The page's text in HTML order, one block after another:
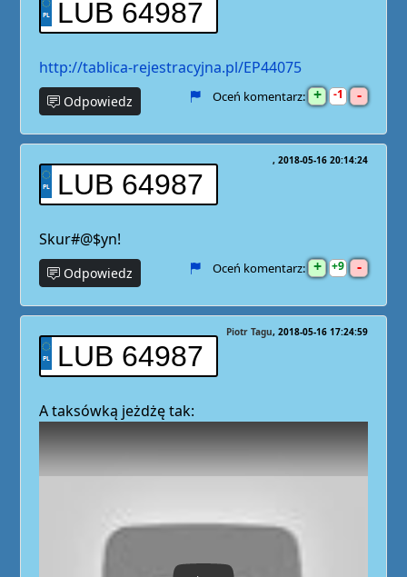
LUB 64987
http://tablica-rejestracyjna.pl/EP44075
Odpowiedz Oceń komentarz: + 1 -
LUB 64987
2018-05-16 20:14:24
Skur#@$yn!
Odpowiedz Oceń komentarz: + 9 -
LUB 64987
Piotr Tagu 2018-05-16 17:24:59
A taksówką jeżdżę tak: